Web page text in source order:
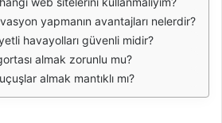
yapmanın avantajları nelerdir?
havayolları güvenli midir?
almak zorunlu mu?
almak mantıklı mı?